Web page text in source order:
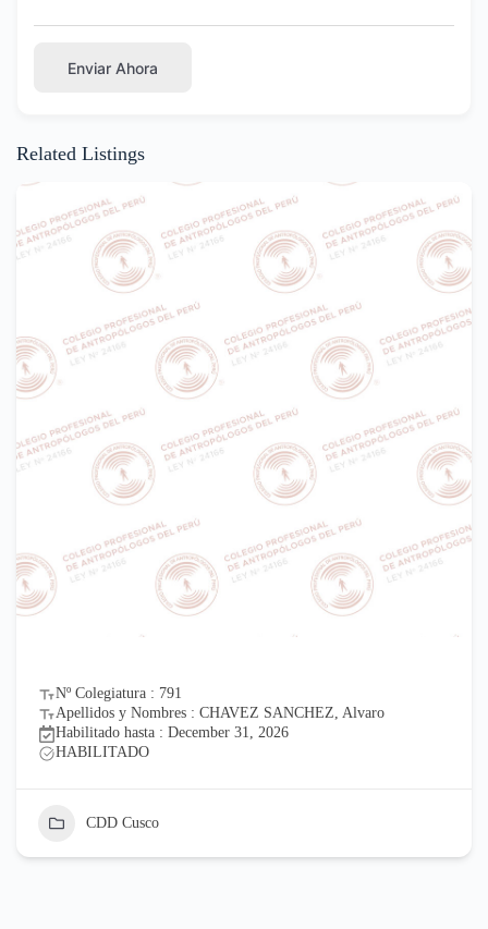
Enviar Ahora
Related Listings
Nº Colegiatura : 791
Apellidos y Nombres : CHAVEZ SANCHEZ, Alvaro
Habilitado hasta : December 31, 2026
HABILITADO
CDD Cusco